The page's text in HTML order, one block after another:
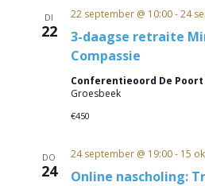
DI
22
3-daagse retraite
Compassie
22 september @ 10:00-24
Conferentieoord De Poort
Groesbeek
€450
DO
24
Online nascholing:
24 september @ 19:00- 15